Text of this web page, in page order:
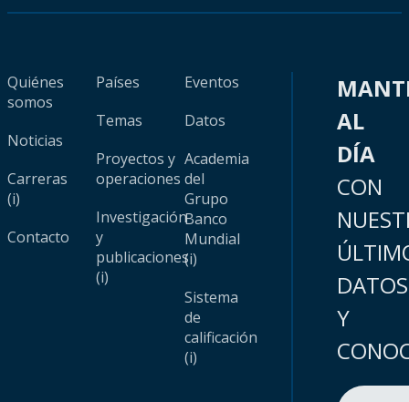
Quiénes
somos
Noticias
Carreras
(i)
Contacto
Países
Temas
Proyectos y
operaciones
Investigación
y
publicaciones
(i)
Eventos
Datos
Academia
del
Grupo
Banco
Mundial
(i)
Sistema
de
calificación
(i)
AL
DÍA
CON
DATOS
Y